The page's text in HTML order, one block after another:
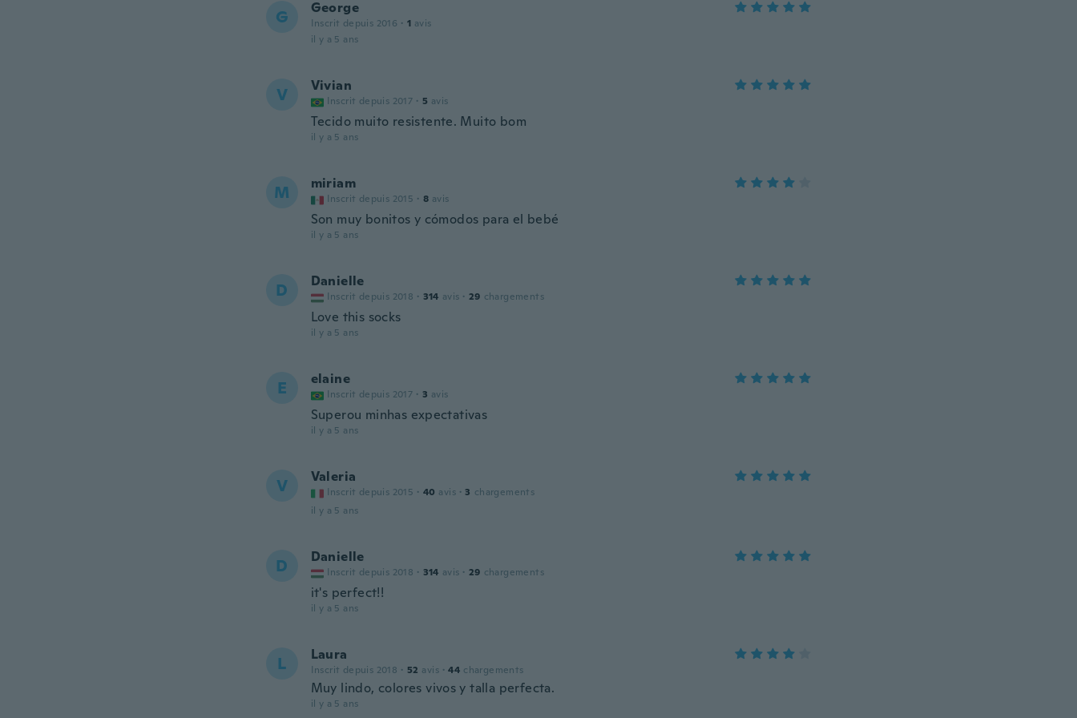
G George
Inscrit depuis 2016 · 1 avis
il y a 5 ans
V Vivian
Inscrit depuis 2017 · 5 avis
Tecido muito resistente. Muito bom
il y a 5 ans
M miriam
Inscrit depuis 2015 · 8 avis
Son muy bonitos y cómodos para el bebé
il y a 5 ans
D Danielle
Inscrit depuis 2018 · 314 avis · 29 chargements
Love this socks
il y a 5 ans
E elaine
Inscrit depuis 2017 · 3 avis
Superou minhas expectativas
il y a 5 ans
V Valeria
Inscrit depuis 2015 · 40 avis · 3 chargements
il y a 5 ans
D Danielle
Inscrit depuis 2018 · 314 avis · 29 chargements
it's perfect!!
il y a 5 ans
L Laura
Inscrit depuis 2018 · 52 avis · 44 chargements
Muy lindo, colores vivos y talla perfecta.
il y a 5 ans